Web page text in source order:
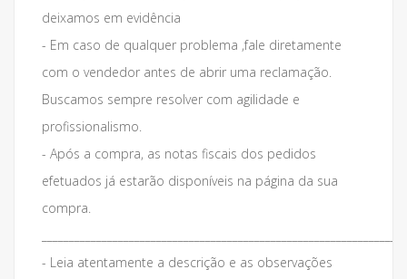
deixamos em evidência
- Em caso de qualquer problema ,fale diretamente
com o vendedor antes de abrir uma reclamação.
Buscamos sempre resolver com agilidade e
profissionalismo.
- Após a compra, as notas fiscais dos pedidos
efetuados já estarão disponíveis na página da sua
compra.
- Leia atentamente a descrição e as observações